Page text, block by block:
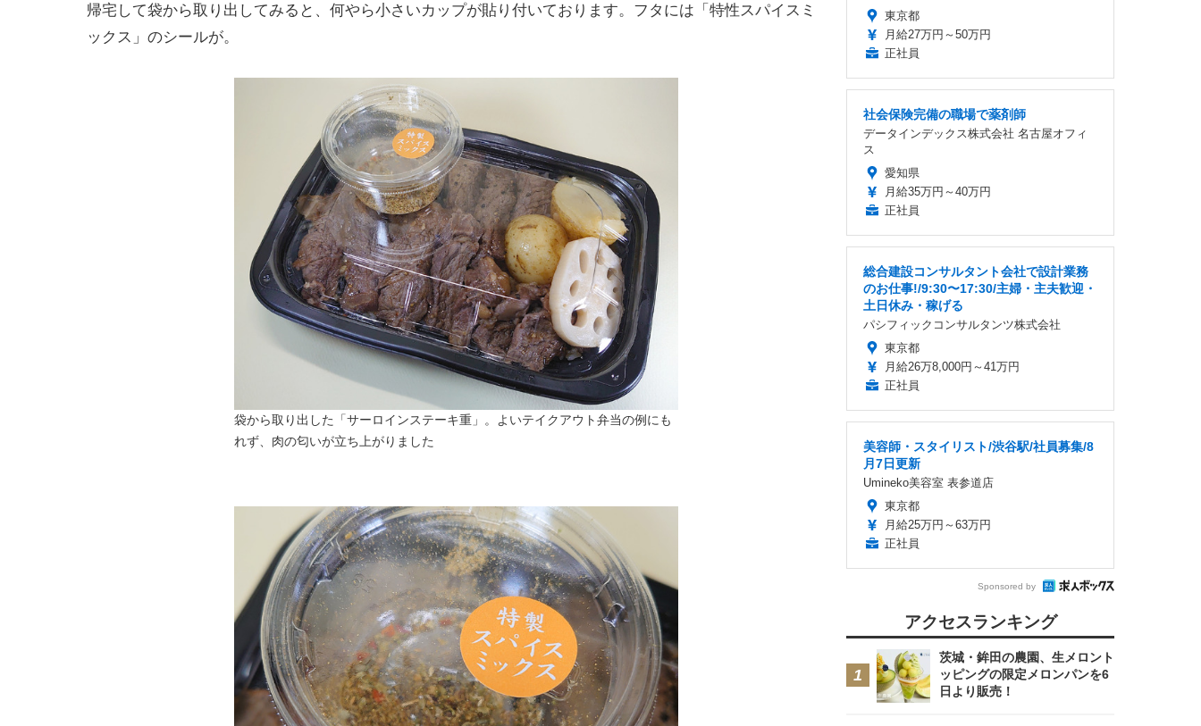
帰宅して袋から取り出してみると、何やら小さいカップが貼り付いております。フタには「特性スパイスミ
ックス」のシールが。
袋から取り出した「サーロインステーキ重」。よいテイクアウト弁当の例にも
れず、肉の匂いが立ち上がりました
東京都
月給27万円～50万円
正社員
社会保険完備の職場で薬剤師
データインデックス株式会社 名古屋オフィ
ス
愛知県
月給35万円～40万円
正社員
総合建設コンサルタント会社で設計業務
のお仕事!/9:30〜17:30/主婦・主夫歓迎・
土日休み・稼げる
パシフィックコンサルタンツ株式会社
東京都
月給26万8,000円～41万円
正社員
美容師・スタイリスト/渋谷駅/社員募集/8
月7日更新
Umineko美容室 表参道店
東京都
月給25万円～63万円
正社員
Sponsored by
アクセスランキング
茨城・鉾田の農園、生メロント
ッピングの限定メロンパンを6
日より販売！